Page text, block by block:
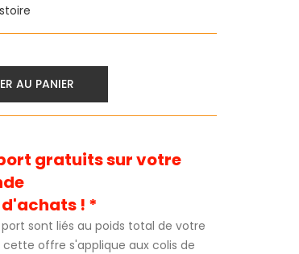
AU PANIER
gratuits sur votre
d'achats ! *
port sont liés au poids total de votre
offre s'applique aux colis de